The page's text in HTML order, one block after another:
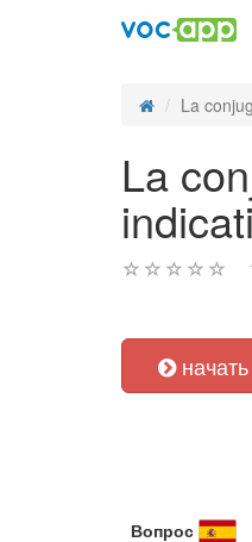
La
La
Вопрос